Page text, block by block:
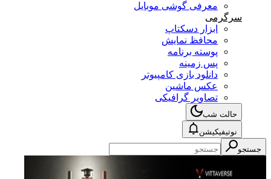
معرفی گوشی موبایل
سرگرمی
ابزار دسکتاپ
محافظ نمایش
پوسته برنامه
پس زمینه
دانلود بازی کامپیوتر
عکس ماشین
تصاویر گرافیکی
حالت شب
نوتیفیکیشن
جستجو